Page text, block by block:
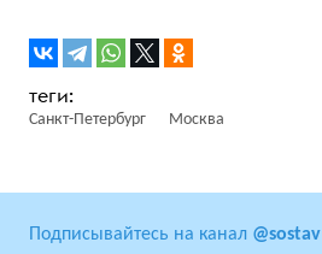
Санкт-Петербург Москва
Подписывайтесь на канал @sostav